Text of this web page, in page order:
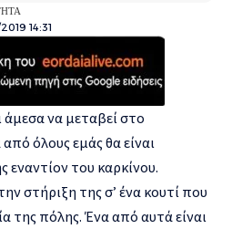
14:31
άμεσα να μεταβεί στο
όλους εμάς θα είναι
του καρκίνου.
στήριξη της σ’ ένα κουτί που
της πόλης. Ένα από αυτά είναι